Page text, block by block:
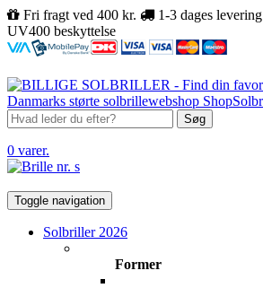
Fri fragt ved 400 kr. 1-3 dages levering
UV400 beskyttelse
Søg
0 varer.
Toggle navigation
Solbriller 2026
Former